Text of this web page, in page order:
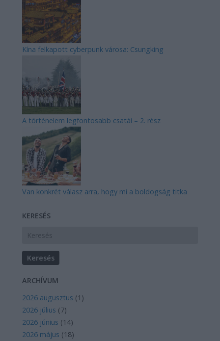
Kína felkapott cyberpunk városa: Csungking
A történelem legfontosabb csatái – 2. rész
Van konkrét válasz arra, hogy mi a boldogság titka
KERESÉS
ARCHÍVUM
2026 augusztus (1 )
2026 július (7)
2026 június (14)
2026 május (18)